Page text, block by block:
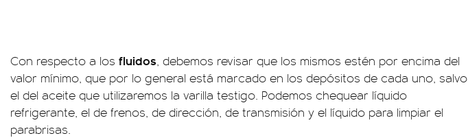
Con respecto a los fluidos, debemos revisar que los mismos estén por encima del
valor mínimo, que por lo general está marcado en los depósitos de cada uno, salvo
el del aceite que utilizaremos la varilla testigo. Podemos chequear líquido
refrigerante, el de frenos, de dirección, de transmisión y el líquido para limpiar el
parabrisas.